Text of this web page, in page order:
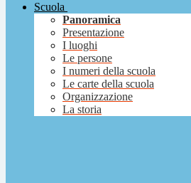
Scuola
Panoramica
Presentazione
I luoghi
Le persone
I numeri della scuola
Le carte della scuola
Organizzazione
La storia